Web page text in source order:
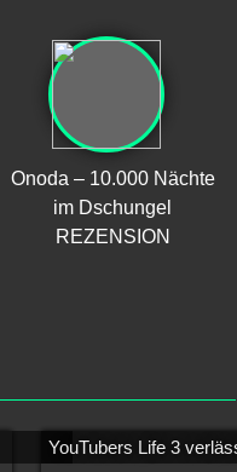
Onoda – 10.000 Nächte
im Dschungel
REZENSION
YouTubers Life 3